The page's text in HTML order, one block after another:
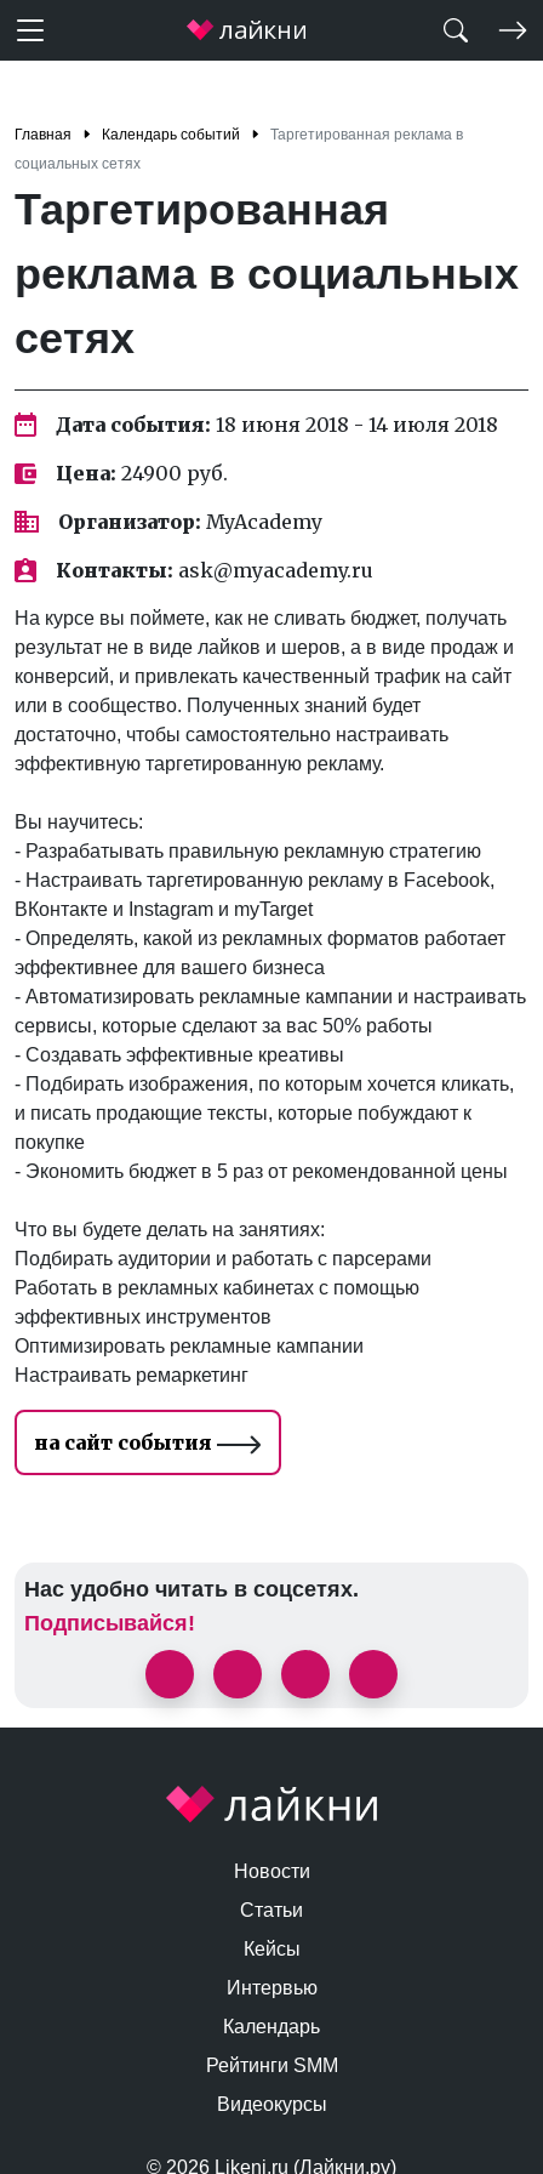
Главная Календарь событий
Таргетированная реклама в
социальных сетях
Таргетированная
реклама в социальных
сетях
Дата события: 18 июня 2018 - 14 июля 2018
Цена: 24900 руб.
Организатор: MyAcademy
Контакты: ask@myacademy.ru
На курсе вы поймете, как не сливать бюджет, получать
результат не в виде лайков и шеров, а в виде продаж и
конверсий, и привлекать качественный трафик на сайт
или в сообщество. Полученных знаний будет
достаточно, чтобы самостоятельно настраивать
эффективную таргетированную рекламу.
Вы научитесь:
- Разрабатывать правильную рекламную стратегию
- Настраивать таргетированную рекламу в Facebook,
ВКонтакте и Instagram и myTarget
- Определять, какой из рекламных форматов работает
эффективнее для вашего бизнеса
- Автоматизировать рекламные кампании и настраивать
сервисы, которые сделают за вас 50% работы
- Создавать эффективные креативы
- Подбирать изображения, по которым хочется кликать,
и писать продающие тексты, которые побуждают к
покупке
- Экономить бюджет в 5 раз от рекомендованной цены
Что вы будете делать на занятиях:
Подбирать аудитории и работать с парсерами
Работать в рекламных кабинетах с помощью
эффективных инструментов
Оптимизировать рекламные кампании
Настраивать ремаркетинг
на сайт события
Нас удобно читать в соцсетях.
Подписывайся!
© 2026 Likeni.ru (Лайкни.ру)
Новости
Статьи
Кейсы
Интервью
Календарь
Рейтинги SMM
Видеокурсы